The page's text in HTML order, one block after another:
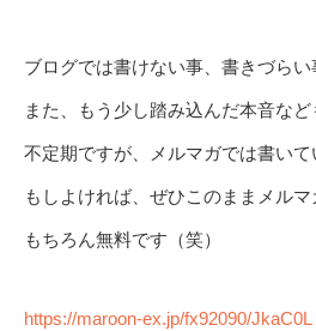
ブログでは書けない事、書きづらい
また、もう少し踏み込んだ本音など
不定期ですが、メルマガでは書いて
もしよければ、ぜひこのままメルマ
もちろん無料です（笑）
https://maroon-ex.jp/fx92090/JkaC0L